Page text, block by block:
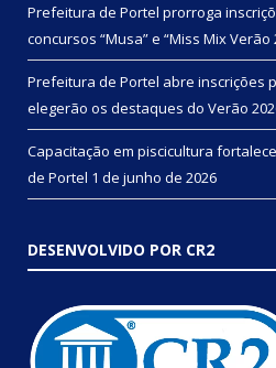
Prefeitura de Portel prorroga
concursos “Musa” e “Miss Mix Verão
Prefeitura de Portel abre inscrições
elegerão os destaques do Verão
Capacitação em piscicultura
de Portel 1 de junho de 2026
DESENVOLVIDO POR CR2